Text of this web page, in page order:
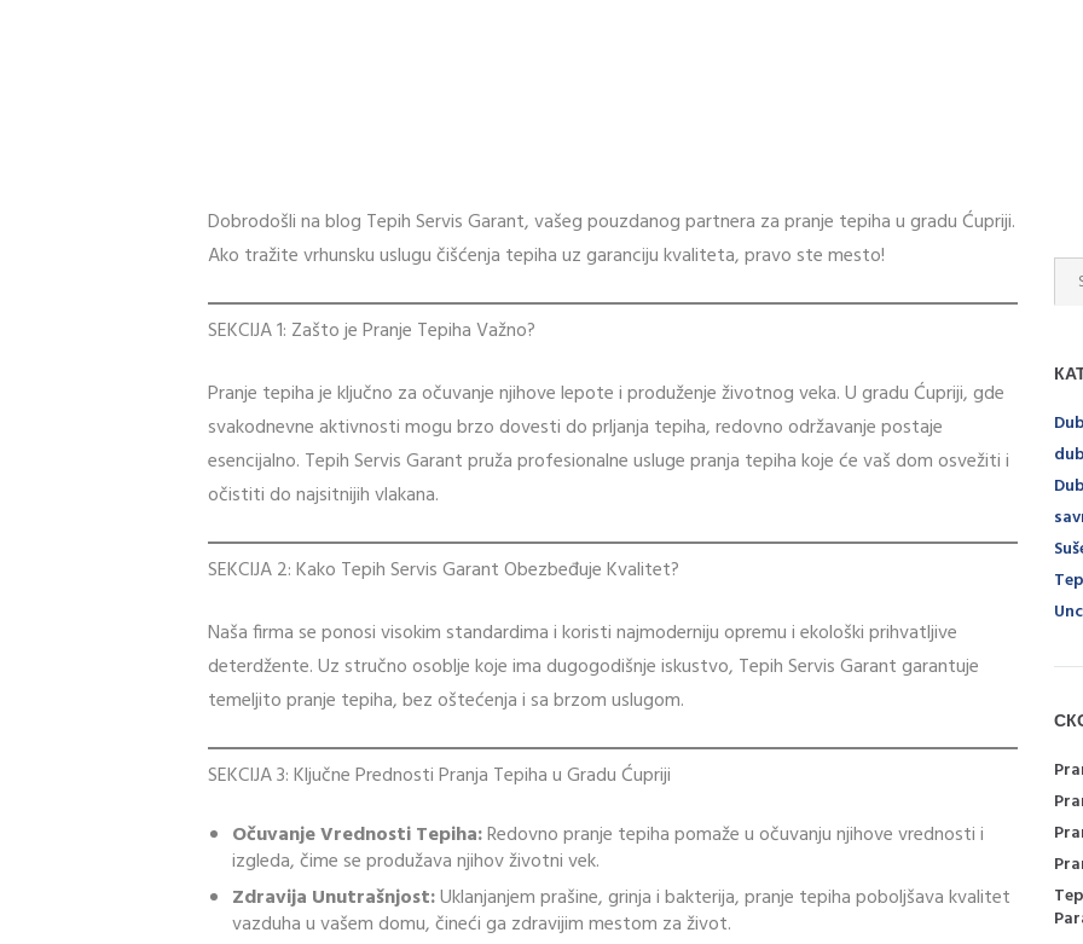
Dobrodošli na blog Tepih Servis Garant, vašeg pouzdanog partnera za pranje tepiha u gradu Ćupriji.
Ako tražite vrhunsku uslugu čišćenja tepiha uz garanciju kvaliteta, pravo ste mesto!
SEKCIJA 1: Zašto je Pranje Tepiha Važno?
Pranje tepiha je ključno za očuvanje njihove lepote i produženje životnog veka. U gradu Ćupriji, gde
svakodnevne aktivnosti mogu brzo dovesti do prljanja tepiha, redovno održavanje postaje
esencijalno. Tepih Servis Garant pruža profesionalne usluge pranja tepiha koje će vaš dom osvežiti i
očistiti do najsitnijih vlakana.
SEKCIJA 2: Kako Tepih Servis Garant Obezbeđuje Kvalitet?
Naša firma se ponosi visokim standardima i koristi najmoderniju opremu i ekološki prihvatljive
deterdžente. Uz stručno osoblje koje ima dugogodišnje iskustvo, Tepih Servis Garant garantuje
temeljito pranje tepiha, bez oštećenja i sa brzom uslugom.
SEKCIJA 3: Ključne Prednosti Pranja Tepiha u Gradu Ćupriji
Očuvanje Vrednosti Tepiha:Redovno pranje tepiha pomaže u očuvanju njihove vrednosti i
izgleda, čime se produžava njihov životni vek.
Zdravija Unutrašnjost:Uklanjanjem prašine, grinja i bakterija, pranje tepiha poboljšava kvalitet
vazduha u vašem domu, čineći ga zdravijim mestom za život.